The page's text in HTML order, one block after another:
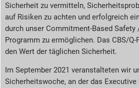
Sicherheit zu vermitteln,
auf Risiken zu achten und erfolgreich
durch unser Commitment-Based Safety
Programm zu ermöglichen. Das CBS/
den Wert der täglichen Sicherheit.
Im September 2021 veranstalteten wir
Sicherheitswoche, an der das Executive